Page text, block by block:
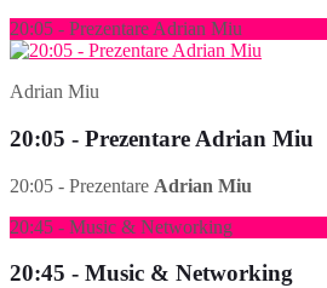
20:05 - Prezentare Adrian Miu
Adrian Miu
20:05 - Prezentare Adrian Miu
20:05 - Prezentare Adrian Miu
20:45 - Music & Networking
20:45 - Music & Networking